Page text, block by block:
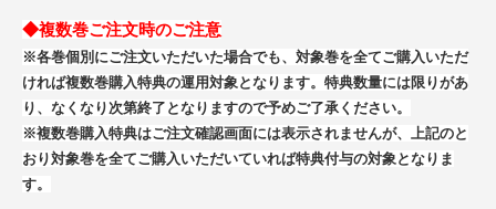
◆複数巻ご注文時のご注意
※各巻個別にご注文いただいた場合でも、対象巻を全てご購入いただ
ければ複数巻購入特典の運用対象となります。特典数量には限りがあ
り、なくなり次第終了となりますので予めご了承ください。
※複数巻購入特典はご注文確認画面には表示されませんが、上記のと
おり対象巻を全てご購入いただいていれば特典付与の対象となりま
す。